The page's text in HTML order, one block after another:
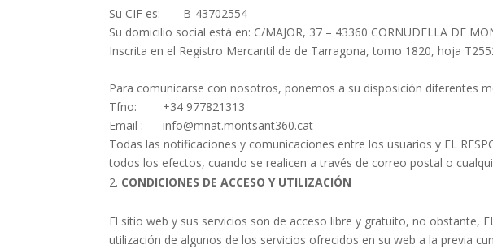
Su CIF es:
B-43702554
Su domicilio social está en: C/MAJOR, 37 – 43360 CORNUDELLA DE
Inscrita en el Registro Mercantil de de Tarragona, tomo 1820, hoja
Para comunicarse con nosotros, ponemos a su disposición diferentes
Tfno: +34 977821313
Email : info@mnat.montsant360.cat
Todas las notificaciones y comunicaciones entre los usuarios y EL
todos los efectos, cuando se realicen a través de correo postal o
CONDICIONES DE ACCESO Y UTILIZACIÓN
El sitio web y sus servicios son de acceso libre y gratuito, no obstante,
utilización de algunos de los servicios ofrecidos en su web a la previa